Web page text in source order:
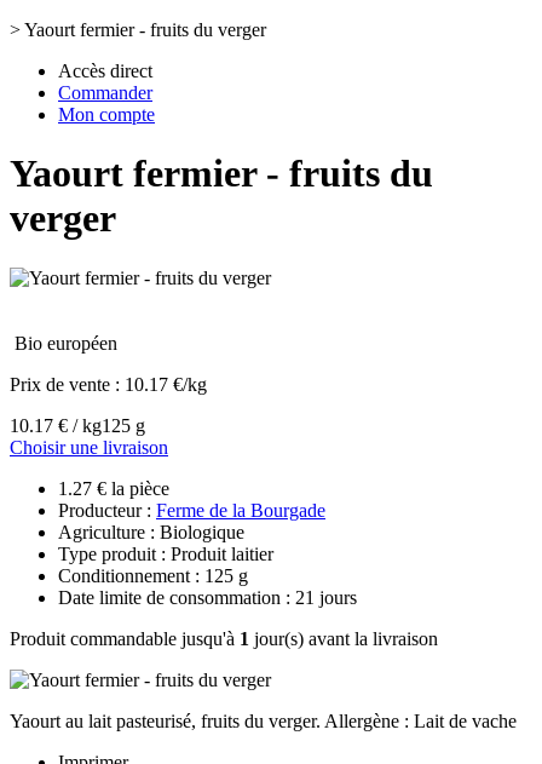
>Yaourt fermier - fruits du verger
Accès direct
Commander
Mon compte
Yaourt fermier - fruits du
verger
Bio européen
Prix de vente : 10.17 €/kg
10.17 € / kg125 g
Choisir une livraison
1.27 € la pièce
Producteur : Ferme de la Bourgade
Agriculture : Biologique
Type produit : Produit laitier
Conditionnement : 125 g
Date limite de consommation : 21 jours
Produit commandable jusqu'à 1 jour(s) avant la livraison
Yaourt au lait pasteurisé, fruits du verger. Allergène : Lait de vache